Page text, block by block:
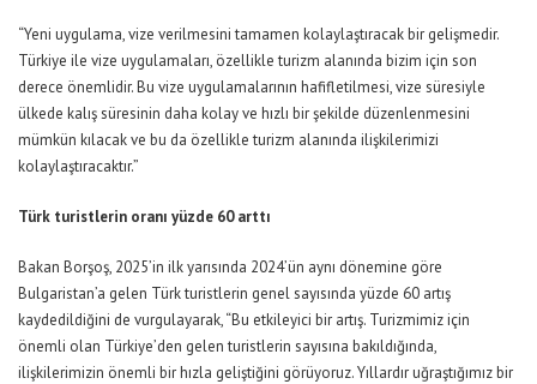
“Yeni uygulama, vize verilmesini tamamen kolaylaştıracak bir gelişmedir.
Türkiye ile vize uygulamaları, özellikle turizm alanında bizim için son
derece önemlidir. Bu vize uygulamalarının hafifletilmesi, vize süresiyle
ülkede kalış süresinin daha kolay ve hızlı bir şekilde düzenlenmesini
mümkün kılacak ve bu da özellikle turizm alanında ilişkilerimizi
kolaylaştıracaktır.”
Türk turistlerin oranı yüzde 60 arttı
Bakan Borşoş, 2025’in ilk yarısında 2024’ün aynı dönemine göre
Bulgaristan’a gelen Türk turistlerin genel sayısında yüzde 60 artış
kaydedildiğini de vurgulayarak,“Bu etkileyici bir artış. Turizmimiz için
önemli olan Türkiye’den gelen turistlerin sayısına bakıldığında,
ilişkilerimizin önemli bir hızla geliştiğini görüyoruz. Yıllardır uğraştığımız bir